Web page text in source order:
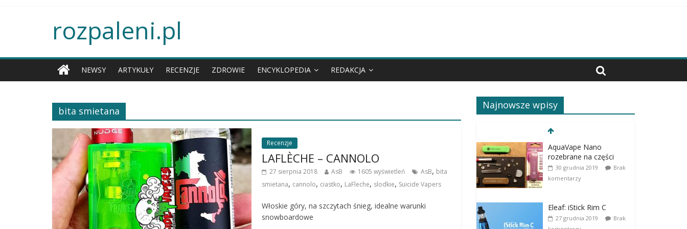
rozpaleni.pl
NEWSY ARTYKUŁY RECENZJE ZDROWIE ENCYKLOPEDIA REDAKCJA
bita smietana
Recenzje
LAFLÈCHE – CANNOLO
27 sierpnia 2018 AsB 1605 wyświetleń AsB, bita
smietana, cannolo, ciastko, LaFleche, slodkie, Suicide Vapers
Włoskie góry, na szczytach śnieg, idealne warunki
snowboardowe
Najnowsze wpisy
AquaVape Nano
rozebrane na części
30 grudnia 2019
Brak
komentarzy
Eleaf: iStick Rim C
27 grudnia 2019
Brak